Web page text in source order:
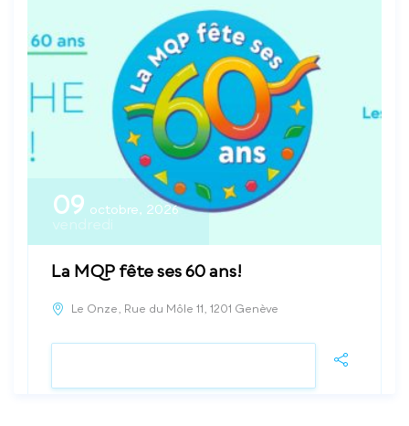
09 octobre, 2026
vendredi
La MQP fête ses 60 ans!
Le Onze, Rue du Môle 11, 1201 Genève